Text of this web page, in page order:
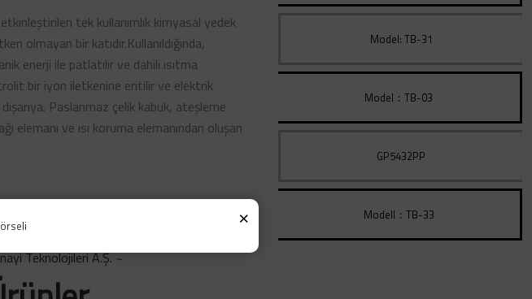
tek kullanımlık kimyasal yedek
olmayan bir katıdır.Kullanıldığında,
enerji ile patlatılır ve dahili ısıtma
bir iyon iletkenine eritilir ve elektrik
Paslanmaz çelik kabuk, ateşleme
elemanı ve ısı koruma elemanından oluşan
Model: TB-31
Model：TB-03
GP5432PP
Modell：TB-33
Teknolojileri A.Ş. ~
×